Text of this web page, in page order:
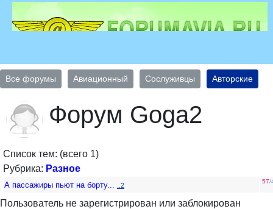
Все форумы Авиационный Сослуживцы Авторские
Форум Goga2
Список тем: (всего 1)
Рубрика: Разное
А пассажиры пьют на борту... ..2
57/
Пользователь не зарегистрирован или заблокирован